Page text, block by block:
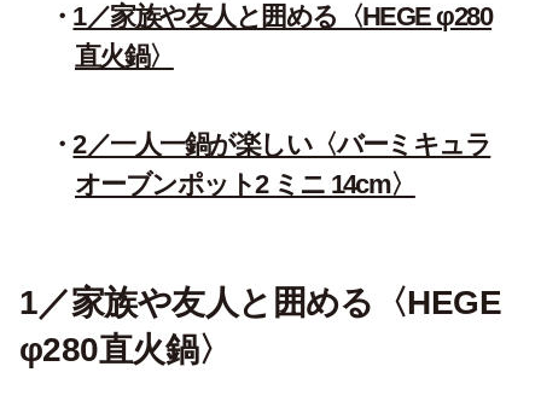
1／家族や友人と囲める〈HEGE φ280
直火鍋〉
2／一人一鍋が楽しい〈バーミキュラ
オーブンポット2 ミニ 14cm〉
1／家族や友人と囲める〈HEGE
φ280直火鍋〉